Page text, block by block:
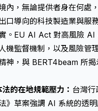
內，無論提供者身在何處
口導向的科技製造業與服
。EU AI Act 對高風險 AI
機監督機制，以及風險
神，與 BERT4beam 所揭
的在地規範壓力： 台灣行
》草案強調 AI 系統的透